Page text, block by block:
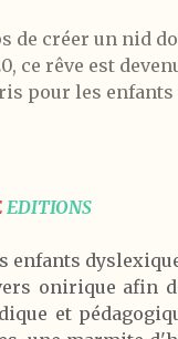
de créer un nid
ce rêve est
pour les enfants
EDITIONS
enfants
onirique afin
et